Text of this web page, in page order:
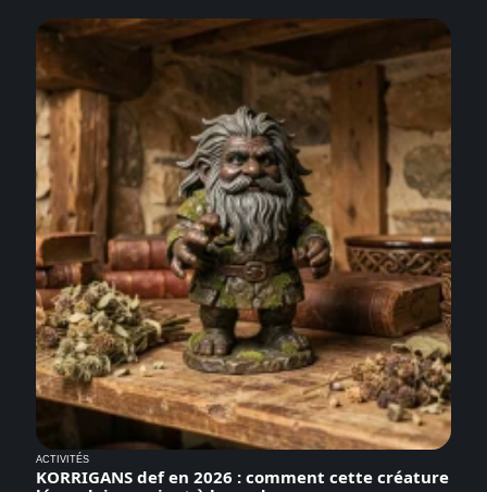
ACTIVITÉS
KORRIGANS def en 2026 : comment cette créature